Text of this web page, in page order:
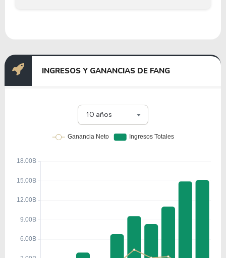
INGRESOS Y GANANCIAS DE FANG
10 años